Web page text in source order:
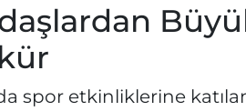
spor etkinliklerine